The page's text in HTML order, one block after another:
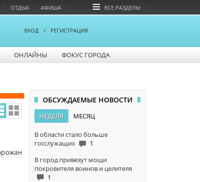
ОТДЫХ АФИША ВСЕ РАЗДЕЛЫ
ВХОД / РЕГИСТРАЦИЯ
ОНЛАЙНЫ ФОКУС ГОРОДА
ОБСУЖДАЕМЫЕ НОВОСТИ
НЕДЕЛЯ МЕСЯЦ
В области стало больше
госслужащих
1
В город привезут мощи
покровителя воинов и целителя
1